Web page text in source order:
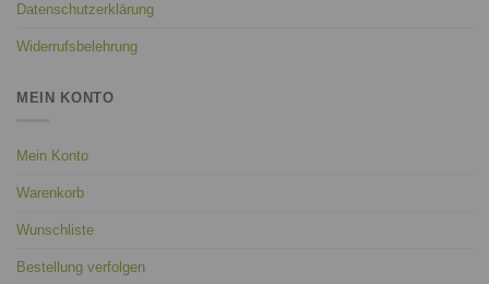
Datenschutzerklärung
Widerrufsbelehrung
MEIN KONTO
Mein Konto
Warenkorb
Wunschliste
Bestellung verfolgen